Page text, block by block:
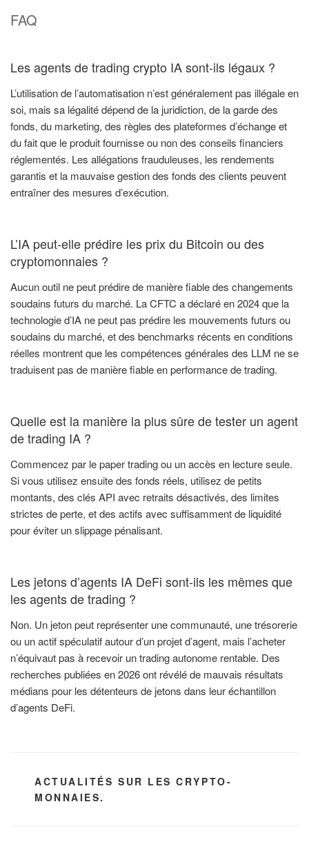
FAQ
Les agents de trading crypto IA sont-ils légaux ?
L’utilisation de l’automatisation n’est généralement pas illégale en
soi, mais sa légalité dépend de la juridiction, de la garde des
fonds, du marketing, des règles des plateformes d’échange et
du fait que le produit fournisse ou non des conseils financiers
réglementés. Les allégations frauduleuses, les rendements
garantis et la mauvaise gestion des fonds des clients peuvent
entraîner des mesures d’exécution.
L’IA peut-elle prédire les prix du Bitcoin ou des
cryptomonnaies ?
Aucun outil ne peut prédire de manière fiable des changements
soudains futurs du marché. La CFTC a déclaré en 2024 que la
technologie d’IA ne peut pas prédire les mouvements futurs ou
soudains du marché, et des benchmarks récents en conditions
réelles montrent que les compétences générales des LLM ne se
traduisent pas de manière fiable en performance de trading.
Quelle est la manière la plus sûre de tester un agent
de trading IA ?
Commencez par le paper trading ou un accès en lecture seule.
Si vous utilisez ensuite des fonds réels, utilisez de petits
montants, des clés API avec retraits désactivés, des limites
strictes de perte, et des actifs avec suffisamment de liquidité
pour éviter un slippage pénalisant.
Les jetons d’agents IA DeFi sont-ils les mêmes que
les agents de trading ?
Non. Un jeton peut représenter une communauté, une trésorerie
ou un actif spéculatif autour d’un projet d’agent, mais l’acheter
n’équivaut pas à recevoir un trading autonome rentable. Des
recherches publiées en 2026 ont révélé de mauvais résultats
médians pour les détenteurs de jetons dans leur échantillon
d’agents DeFi.
CATÉGORIES
ACTUALITÉS SUR LES CRYPTO-
MONNAIES.